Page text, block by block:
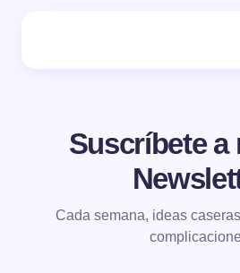
Suscríbete a
Cada semana, ideas